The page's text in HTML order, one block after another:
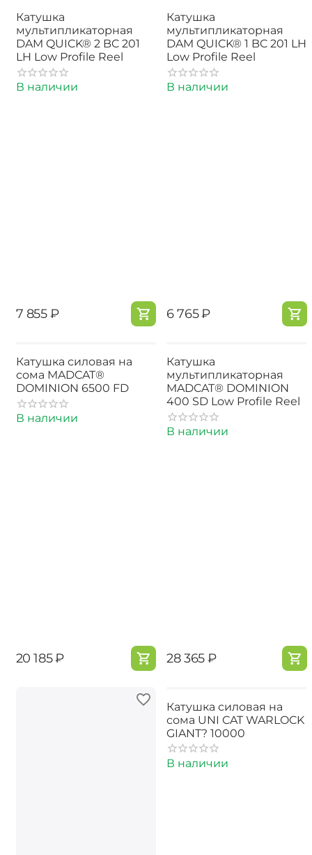
Катушка
мультипликаторная
DAM QUICK® 2 BC 201
LH Low Profile Reel
В наличии
‍7 855‍₽
Катушка
мультипликаторная
DAM QUICK® 1 BC 201 LH
Low Profile Reel
В наличии
‍6 765‍₽
Катушка силовая на
сома MADCAT®
DOMINION 6500 FD
В наличии
‍20 185‍₽
Катушка
мультипликаторная
MADCAT® DOMINION
400 SD Low Profile Reel
В наличии
‍28 365‍₽
Катушка силовая на
сома UNI CAT WARLOCK
GIANT? 10000
В наличии